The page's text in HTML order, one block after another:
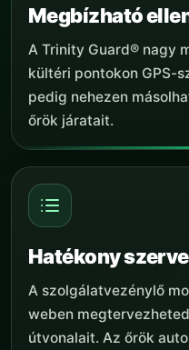
Megbízható
A Trinity Guard® nagy
kültéri pontokon GPS-
pedig nehezen
őrök járatait.
Hatékony
A szolgálatvezénylő
weben
útvonalait. Az őrök